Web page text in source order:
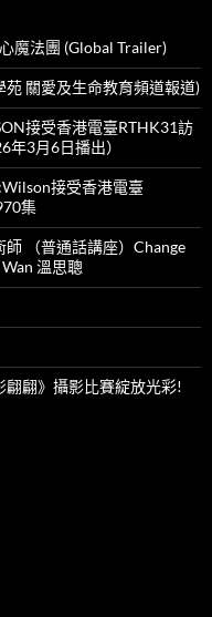
魔法團 (Global Trailer)
關愛及生命教育頻道報道)
接受香港電臺RTHK31訪
3月6日播出）
接受香港電臺
集
（普通話講座）Change
溫思聰
翩》攝影比賽綻放光彩!